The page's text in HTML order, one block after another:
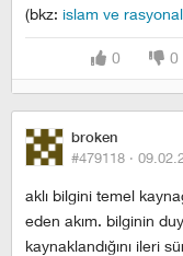
(bkz: islam ve
0 0
broken
#479118 ·
aklı bilgini temel
eden akım. bilginin
kaynaklandığını ileri